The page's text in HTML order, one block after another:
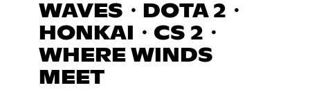
WAVES・DOTA 2・
HONKAI・CS 2・
WHERE WINDS
MEET